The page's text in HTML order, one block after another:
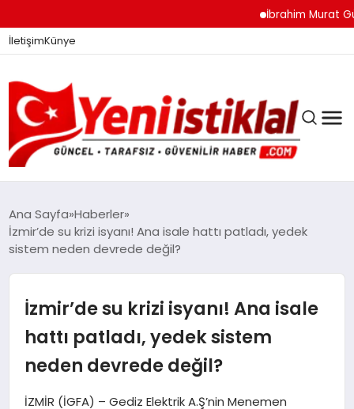
İbrahim Murat
İletişimKünye
GÜNDEM
DÜNYA
EĞITIM
Ana Sayfa Haberler
İzmir’de su krizi isyanı! Ana isale hattı patladı, yedek
sistem neden devrede değil?
İzmir’de su krizi isyanı! Ana isale
hattı patladı, yedek sistem
neden devrede değil?
İZMİR (İGFA) – Gediz Elektrik A.Ş’nin Menemen